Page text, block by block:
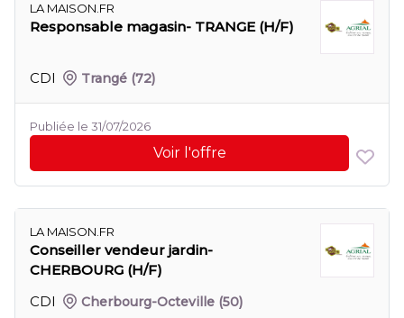
LA MAISON.FR
Responsable magasin- TRANGE (H/F)
CDI Trangé (72)
Publiée le 31/07/2026
Voir l'offre
LA MAISON.FR
Conseiller vendeur jardin-
CHERBOURG (H/F)
CDI
Cherbourg-Octeville (50)